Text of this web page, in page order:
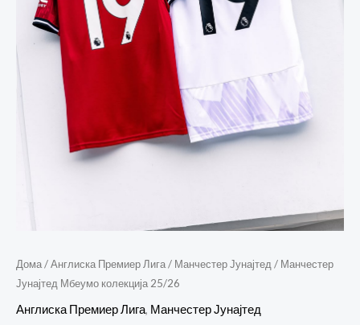
Дома/Англиска Премиер Лига/ Манчестер Јунајтед / Манчестер
Јунајтед Мбеумо колекција 25/26
Англиска Премиер Лига, Манчестер Јунајтед